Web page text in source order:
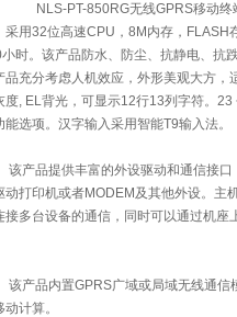
NLS-PT-850RG无线GPRS移动终
采用32位高速CPU，8M内存，FLASH
时。该产品防水、防尘、抗静电、抗
品充分考虑人机效应，外形美观大方
度, EL背光，可显示12行13列字符。
能选项。汉字输入采用智能T9输入法。
品提供丰富的外设驱动和通信接口
动打印机或者MODEM及其他外设。主
接多台设备的通信，同时可以通过机
品内置GPRS广域或局域无线通信
动计算。